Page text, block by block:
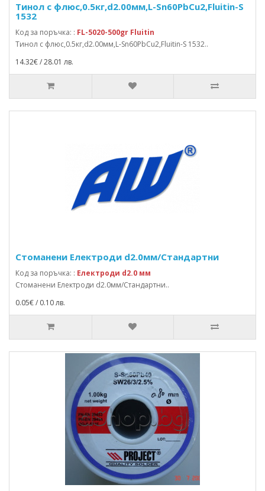
Тинол с флюс,0.5кг,d2.00мм,L-Sn60PbCu2,Fluitin-S
1532
Код за поръчка: : FL-5020-500gr Fluitin
Тинол с флюс,0.5кг,d2.00мм,L-Sn60PbCu2,Fluitin-S 1532..
14.32€ / 28.01 лв.
Стоманени Електроди d2.0мм/Стандартни
Код за поръчка: : Електроди d2.0 мм
Стоманени Електроди d2.0мм/Стандартни..
0.05€ / 0.10 лв.